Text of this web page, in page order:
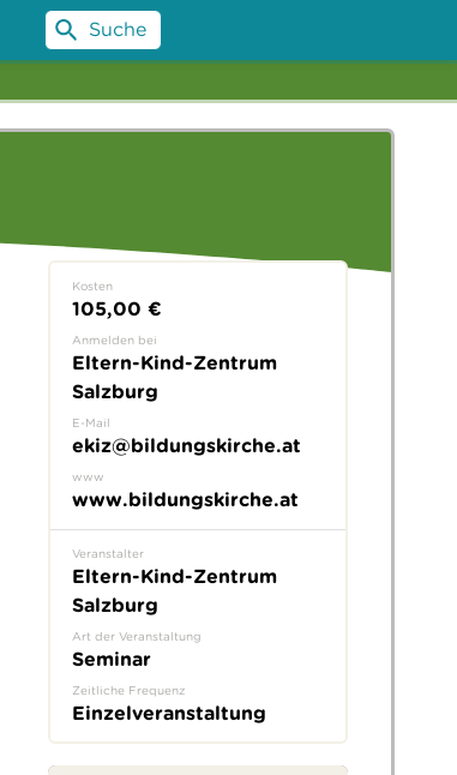
Suche
Kosten
105,00 €
Anmelden bei
Eltern-Kind-Zentrum
Salzburg
E-Mail
ekiz@bildungskirche.at
www
www.bildungskirche.at
Veranstalter
Eltern-Kind-Zentrum
Salzburg
Art der Veranstaltung
Seminar
Zeitliche Frequenz
Einzelveranstaltung